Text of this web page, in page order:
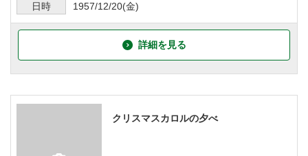
日時 1957/12/20(金)
詳細を見る
クリスマスカロルの夕べ